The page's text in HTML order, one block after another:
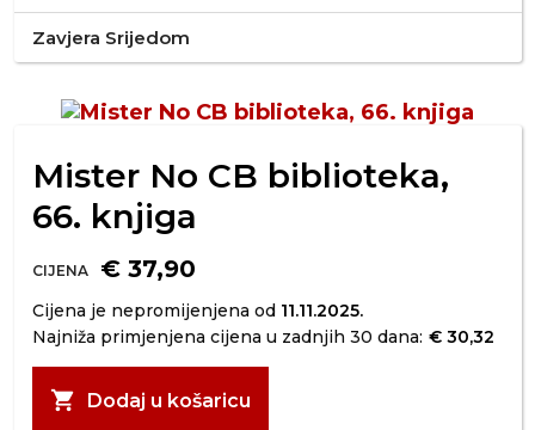
Zavjera Srijedom
Mister No CB biblioteka,
66. knjiga
CIJENA € 37,90
Cijena je nepromijenjena od 11.11.2025.
Najniža primjenjena cijena u zadnjih 30 dana: € 30,32
shopping_cart Dodaj u košaricu